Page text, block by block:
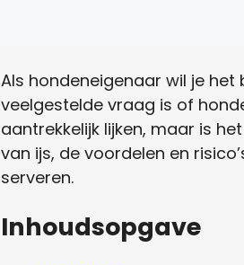
Als hondeneigenaar wil je
veelgestelde vraag is of
aantrekkelijk lijken, maar is
van ijs, de voordelen en
serveren.
Inhoudsopgave